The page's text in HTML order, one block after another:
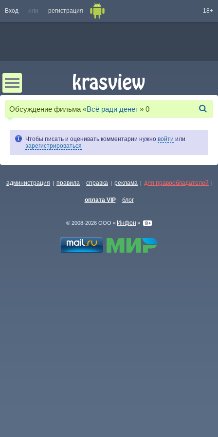
Вход или регистрация 18+
Обсуждение фильма «Всё ради денег » 0
Чтобы писать и оценивать комментарии нужно войти или
зарегистрироваться
администрация | правила | справка | реклама | для правообладателей |
оплата VIP | блог
© 2008-2026 ООО « Инфон »